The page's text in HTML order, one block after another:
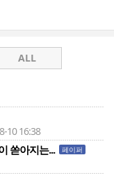
ALL
10 16:38
쏟아지는... 페이퍼